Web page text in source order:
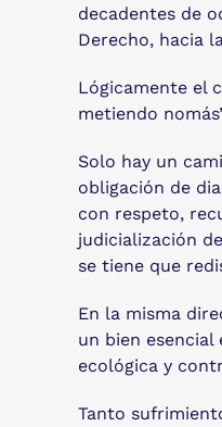
decadentes de
Derecho, hacia
Lógicamente el
metiendo
Solo hay un
obligación de
con respeto,
judicialización
se tiene que
En la misma
un bien
ecológica y
Tanto